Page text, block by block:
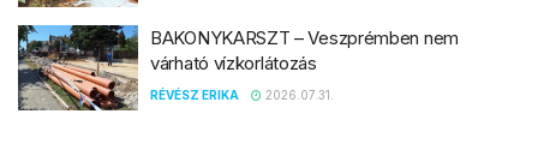
BAKONYKARSZT – Veszprémben nem
várható vízkorlátozás
RÉVÉSZ ERIKA 2026.07.31.